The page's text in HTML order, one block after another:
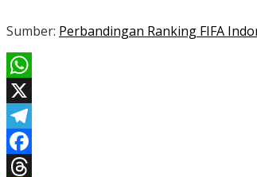
Sumber: Perbandingan Ranking FIFA
WhatsApp
X
Telegram
Facebook